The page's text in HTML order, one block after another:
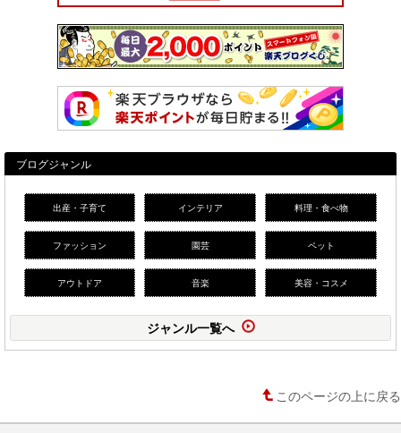
ブログジャンル
出産・子育て インテリア 料理・食べ物
ファッション 園芸 ペット
アウトドア 音楽 美容・コスメ
ジャンル一覧へ
このページの上に戻る